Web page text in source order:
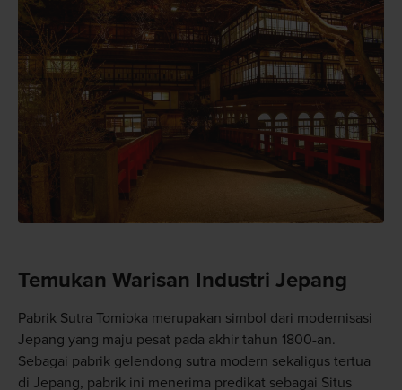
Temukan Warisan Industri Jepang
Pabrik Sutra Tomioka merupakan simbol dari modernisasi
Jepang yang maju pesat pada akhir tahun 1800-an.
Sebagai pabrik gelendong sutra modern sekaligus tertua
di Jepang, pabrik ini menerima predikat sebagai Situs